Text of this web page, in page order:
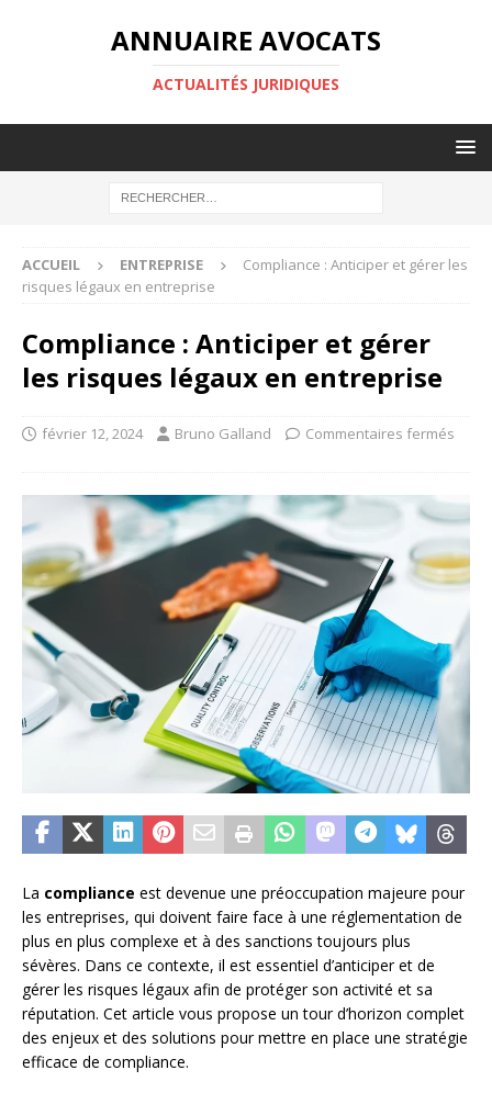
ANNUAIRE AVOCATS
ACTUALITÉS JURIDIQUES
ACCUEIL ENTREPRISE
Compliance : Anticiper et gérer les
risques légaux en entreprise
Compliance : Anticiper et gérer
les risques légaux en entreprise
février 12, 2024 Bruno Galland Commentaires fermés
La compliance est devenue une préoccupation majeure pour
les entreprises, qui doivent faire face à une réglementation de
plus en plus complexe et à des sanctions toujours plus
sévères. Dans ce contexte, il est essentiel d’anticiper et de
gérer les risques légaux afin de protéger son activité et sa
réputation. Cet article vous propose un tour d’horizon complet
des enjeux et des solutions pour mettre en place une stratégie
efficace de compliance.